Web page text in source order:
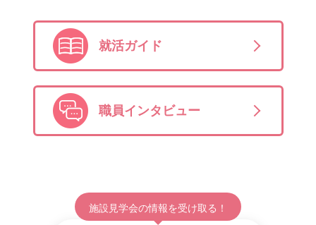
就活ガイド
職員インタビュー
施設見学会の情報を受け取る！